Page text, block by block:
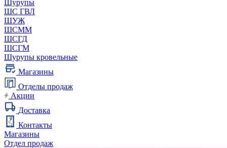
Шурупы
ШС ГВЛ
ШУЖ
ШСММ
ШСГД
ШСГМ
Шурупы кровельные
Магазины
Отделы продаж
Акции
Доставка
Контакты
Магазины
Отдел продаж